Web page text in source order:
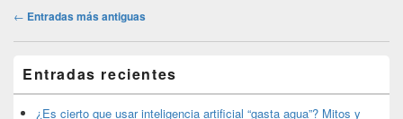
Navegación
← Entradas más antiguas
área
de
widget
Entradas recientes
¿Es cierto que usar inteligencia artificial “gasta agua”? Mitos y